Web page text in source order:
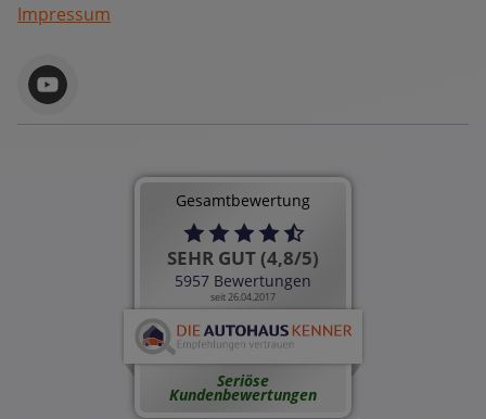
Impressum
Gesamtbewertung
SEHR GUT (4,8/5)
5957 Bewertungen
seit 26.04.2017
Seriöse
Kundenbewertungen